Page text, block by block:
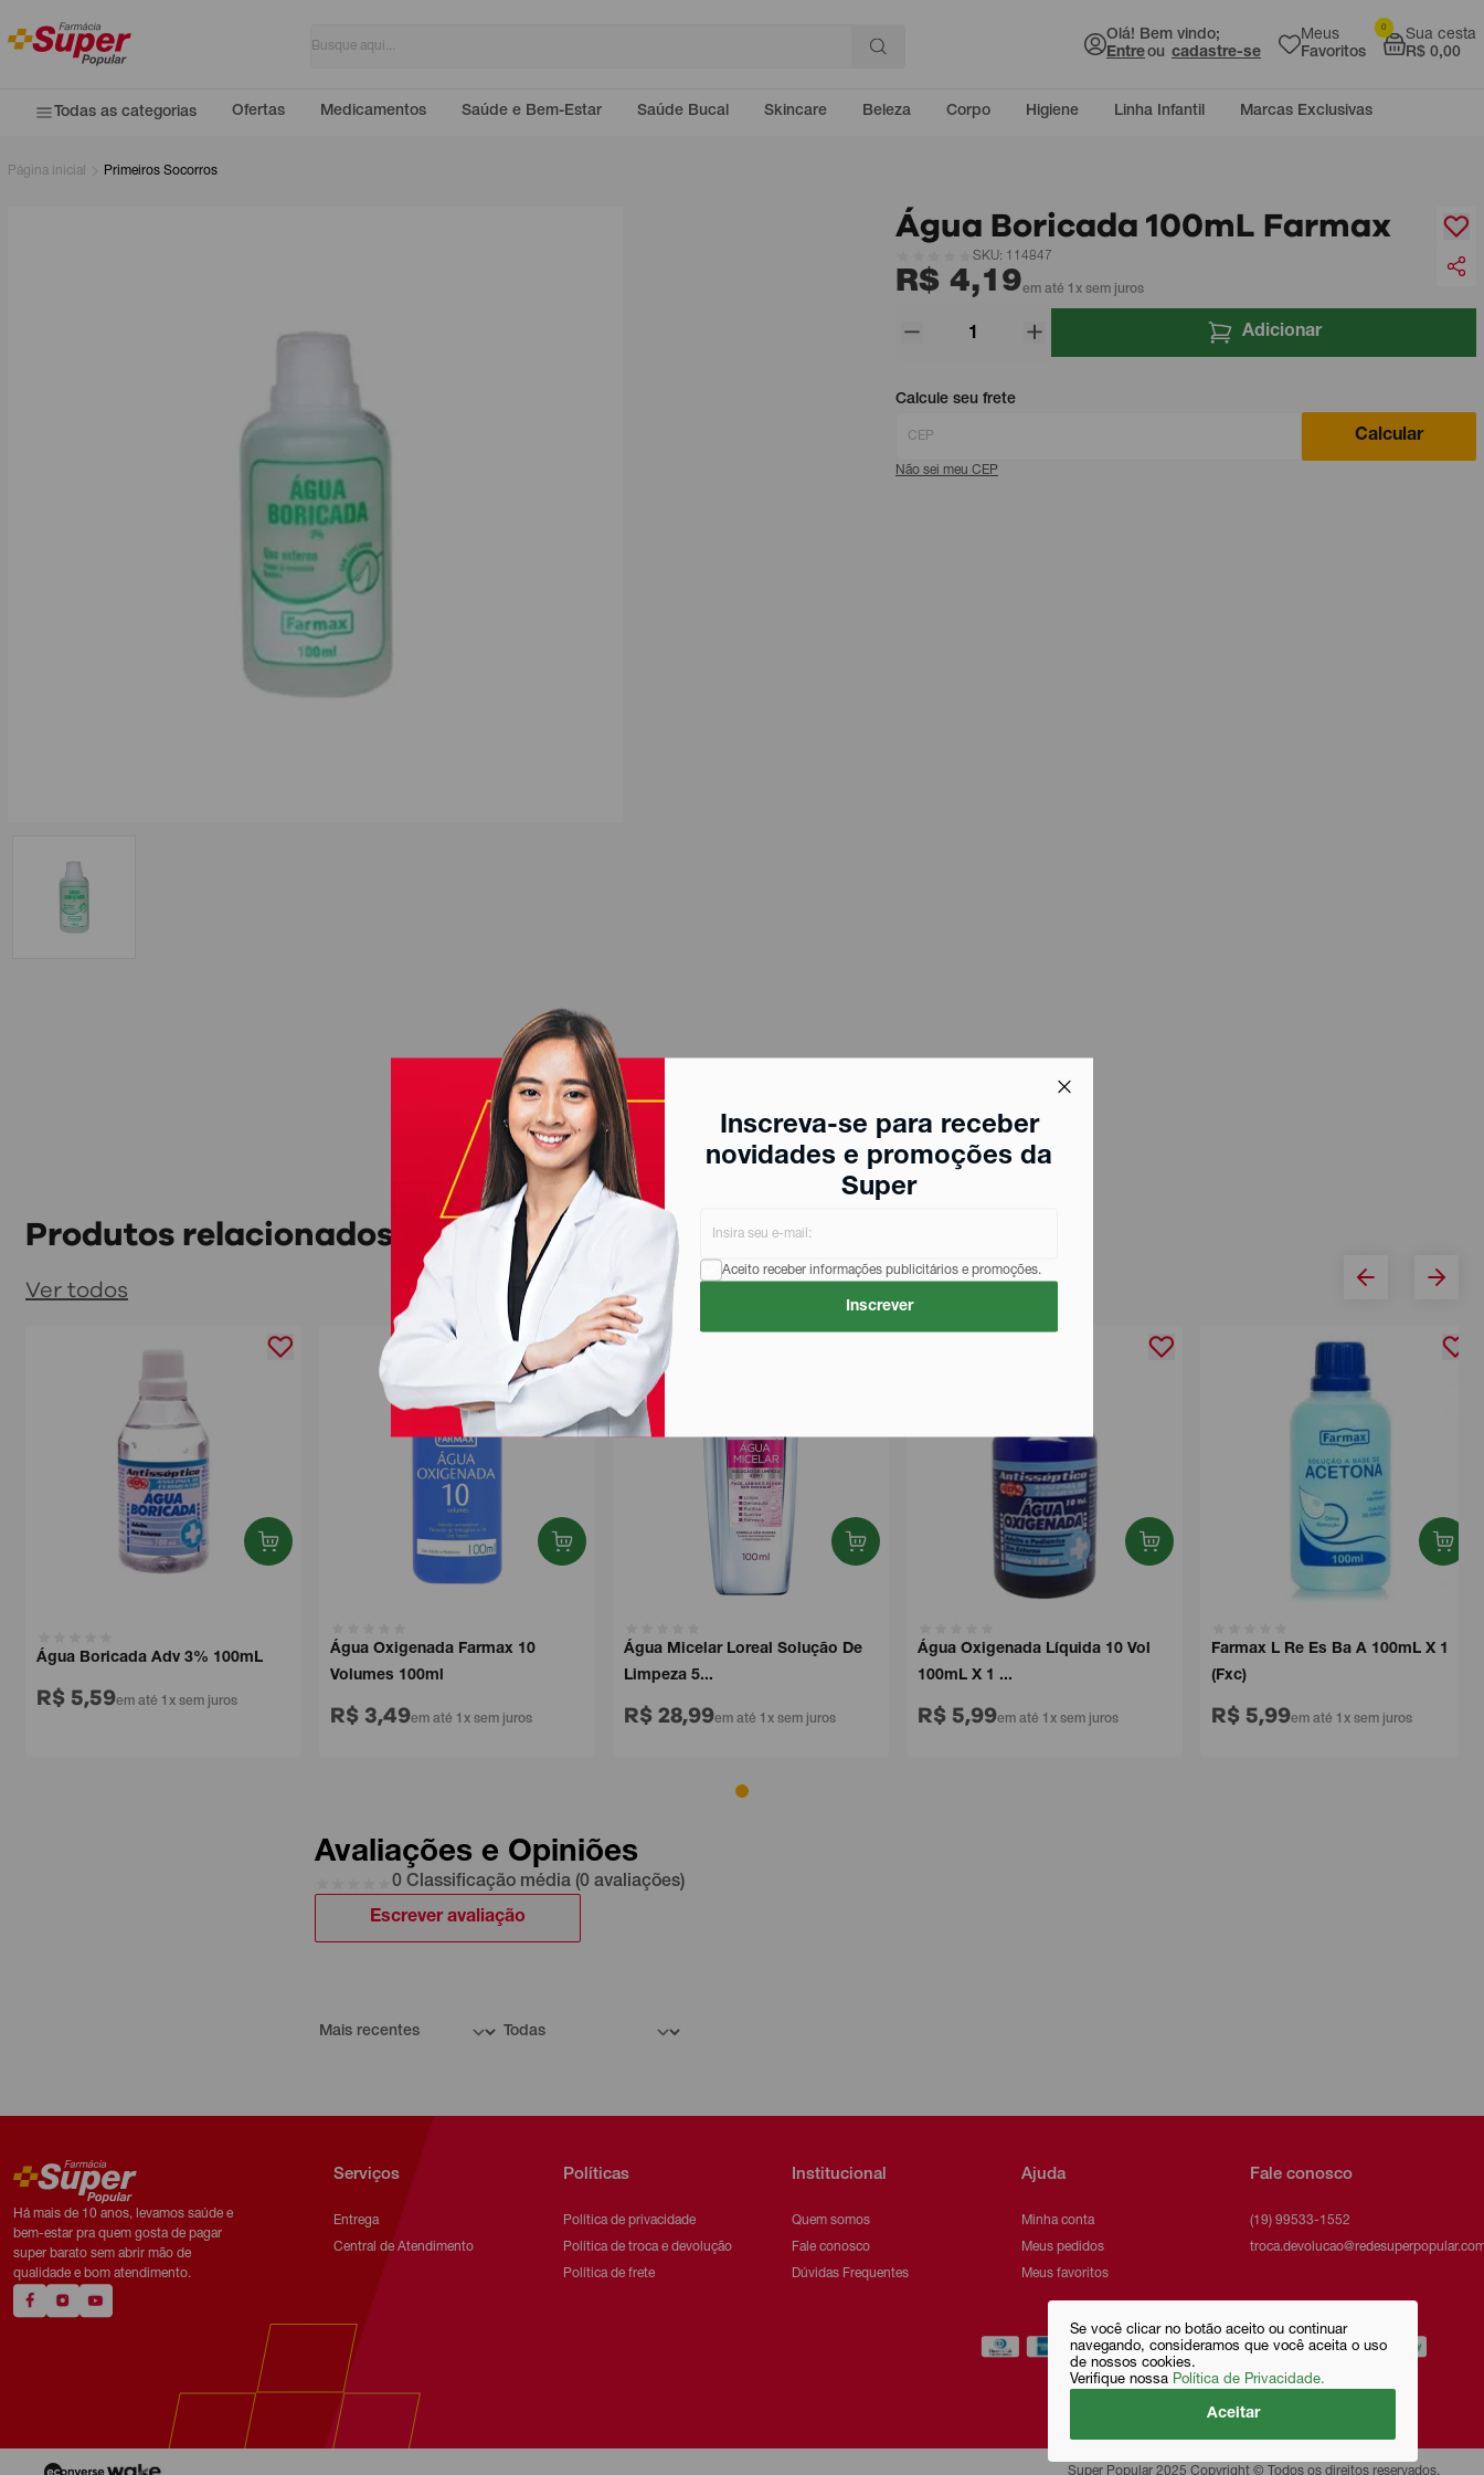
Olá! Bem vindo;
Entreou cadastre-se
Meus
Favoritos
Sua cesta
R$ 0,00
0
Inscreva-se para receber
novidades e promoções da
Super
Aceito receber informações publicitários e promoções.
Inscrever
Se você clicar no botão aceito ou continuar
navegando, consideramos que você aceita o uso
de nossos cookies.
Verifique nossa Política de Privacidade.
Aceitar
Todas as categorias Ofertas Medicamentos Saúde e Bem-Estar Saúde Bucal Skincare Beleza Corpo Higiene Linha Infantil Marcas Exclusivas
Página inicial Primeiros Socorros
Água Boricada 100mL Farmax
SKU: 114847
R$ 4,19em até 1x sem juros
Adicionar
Calcule seu frete
Calcular
Não sei meu CEP
Produtos relacionados
Ver todos
Água Boricada Adv 3% 100mL
R$ 5,59em até 1x sem juros
Água Oxigenada Farmax 10
Volumes 100ml
R$ 3,49em até 1x sem juros
Água Micelar Loreal Solução De
Limpeza 5...
R$ 28,99em até 1x sem juros
Água Oxigenada Líquida 10 Vol
100mL X 1 ...
R$ 5,99em até 1x sem juros
Farmax L Re Es Ba A 100mL X 1
(Fxc)
R$ 5,99em até 1x sem juros
Avaliações e Opiniões
0 Classificação média (0 avaliações)
Escrever avaliação
Há mais de 10 anos, levamos saúde e
bem-estar pra quem gosta de pagar
super barato sem abrir mão de
qualidade e bom atendimento.
Serviços
Entrega
Central de Atendimento
Políticas
Política de privacidade
Política de troca e devolução
Política de frete
Institucional
Quem somos
Fale conosco
Dúvidas Frequentes
Ajuda
Minha conta
Meus pedidos
Meus favoritos
Fale conosco
(19) 99533-1552
Super Popular 2025 Copyright © Todos os direitos reservados.